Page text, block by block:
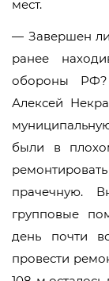
мест.
— Завершен ли
ранее
обороны
Алексей
были в
прачечную.
групповые
день почти
провести